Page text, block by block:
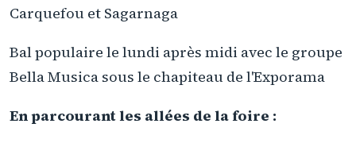
Carquefou et Sagarnaga
Bal populaire le lundi après midi avec le groupe
Bella Musica sous le chapiteau de l'Exporama
En parcourant les allées de la foire :